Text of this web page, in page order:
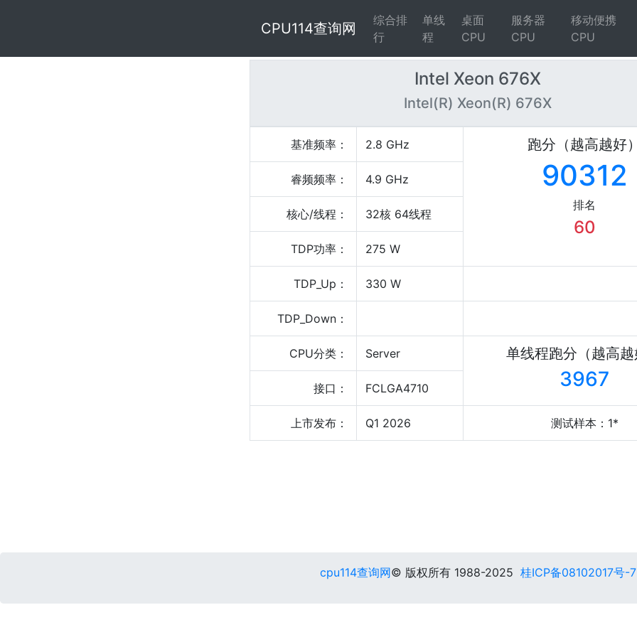
CPU114查询网
综合排
行
单线
程
桌面
CPU
服务器
CPU
移动便携
CPU
Intel Xeon 676X
Intel(R) Xeon(R) 676X
基准频率： 2.8 GHz 跑分（越高越好
90312
排名
60
睿频频率： 4.9 GHz
核心/线程： 32核 64线程
TDP功率： 275 W
TDP_Up： 330 W
TDP_Down：
CPU分类： Server 单线程跑分（越高
3967
接口： FCLGA4710
上市发布： Q1 2026 测试样本：1*
cpu114查询网© 版权所有 1988-2025 桂ICP备08102017号-7